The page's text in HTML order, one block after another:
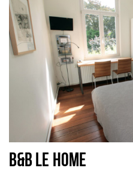
B&B LE HOME